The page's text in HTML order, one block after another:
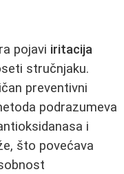
pojavi iritacija
stručnjaku.
preventivni
podrazumeva
i
što povećava